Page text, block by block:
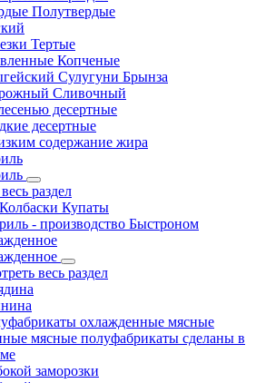
Полутвердые
Тертые
Копченые
Сулугуни Брынза
Сливочный
десертные
десертные
содержание жира
раздел
Купаты
- производство Быстроном
весь раздел
охлажденные мясные
мясные полуфабрикаты сделаны в
заморозки